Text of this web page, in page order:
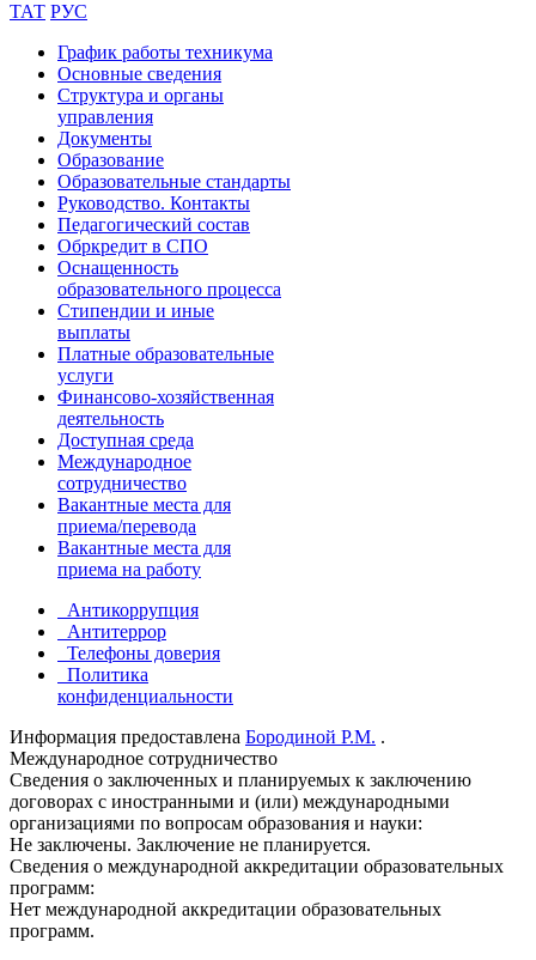
ТАТ РУС
График работы техникума
Основные сведения
Структура и органы
управления
Документы
Образование
Образовательные стандарты
Руководство. Контакты
Педагогический состав
Обркредит в СПО
Оснащенность
образовательного процесса
Стипендии и иные
выплаты
Платные образовательные
услуги
Финансово-хозяйственная
деятельность
Доступная среда
Международное
сотрудничество
Вакантные места для
приема/перевода
Вакантные места для
приема на работу
Антикоррупция
Антитеррор
Телефоны доверия
Политика
конфиденциальности
Информация предоставлена Бородиной Р.М. .
Международное сотрудничество
Сведения о заключенных и планируемых к заключению
договорах с иностранными и (или) международными
организациями по вопросам образования и науки:
Не заключены. Заключение не планируется.
Сведения о международной аккредитации образовательных
программ:
Нет международной аккредитации образовательных
программ.